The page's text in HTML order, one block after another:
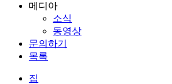
메디아
소식
동영상
문의하기
목록
집